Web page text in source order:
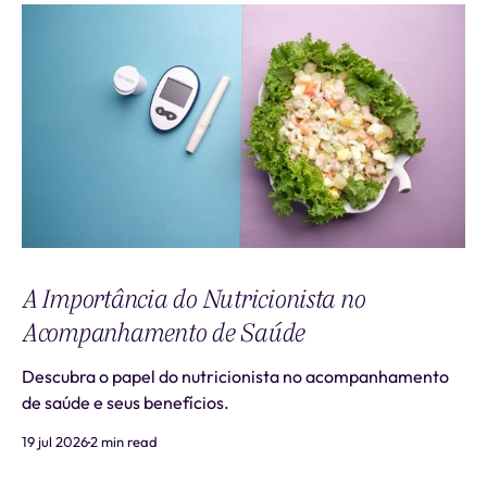
A Importância do Nutricionista no
Acompanhamento de Saúde
Descubra o papel do nutricionista no acompanhamento
de saúde e seus benefícios.
19 jul 20262 min read